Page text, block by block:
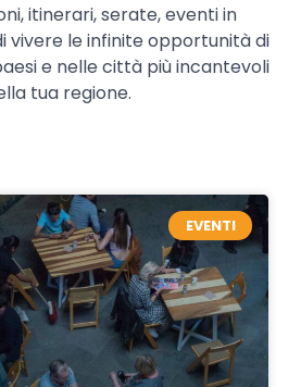
itinerari, serate, eventi in
vivere le infinite opportunità di
e nelle città più incantevoli
tua regione.
EVENTI